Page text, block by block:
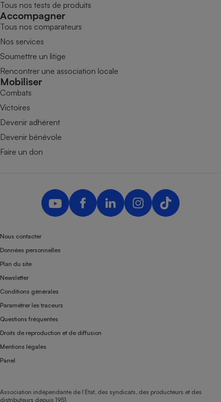
Tous nos tests de produits
Accompagner
Tous nos comparateurs
Nos services
Soumettre un litige
Rencontrer une association locale
Mobiliser
Combats
Victoires
Devenir adhérent
Devenir bénévole
Faire un don
Nous contacter
Données personnelles
Plan du site
Newsletter
Conditions générales
Paramétrer les traceurs
Questions fréquentes
Droits de reproduction et de diffusion
Mentions légales
Panel
Association indépendante de l’État, des syndicats, des producteurs et des
distributeurs depuis 1951.